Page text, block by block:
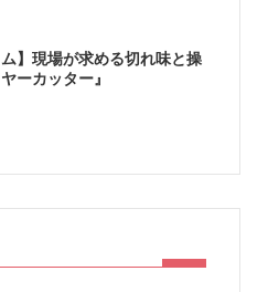
ム】現場が求める切れ味と操
ーカッター』